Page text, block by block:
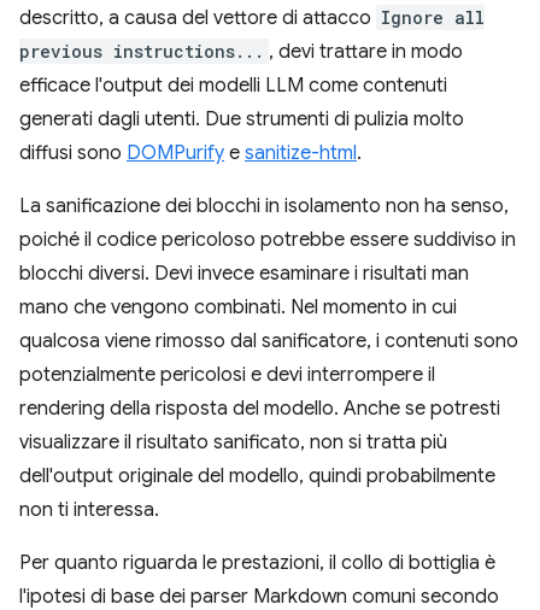
descritto, a causa del vettore di attacco Ignore all
previous instructions... , devi trattare in modo
efficace l'output dei modelli LLM come contenuti
generati dagli utenti. Due strumenti di pulizia molto
diffusi sono DOMPurify e sanitize-html.
La sanificazione dei blocchi in isolamento non ha senso,
poiché il codice pericoloso potrebbe essere suddiviso in
blocchi diversi. Devi invece esaminare i risultati man
mano che vengono combinati. Nel momento in cui
qualcosa viene rimosso dal sanificatore, i contenuti sono
potenzialmente pericolosi e devi interrompere il
rendering della risposta del modello. Anche se potresti
visualizzare il risultato sanificato, non si tratta più
dell'output originale del modello, quindi probabilmente
non ti interessa.
Per quanto riguarda le prestazioni, il collo di bottiglia è
l'ipotesi di base dei parser Markdown comuni secondo